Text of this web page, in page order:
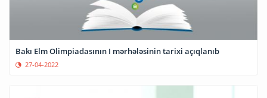
Bakı Elm Olimpiadasının I mərhələsinin tarixi açıqlanıb
27-04-2022